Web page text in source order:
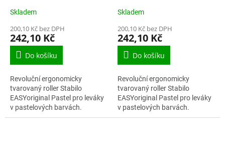
Skladem
200,10 Kč bez DPH
242,10 Kč
Do košíku
Revoluční ergonomicky
tvarovaný roller Stabilo
EASYoriginal Pastel pro leváky
v pastelových barvách.
Úchopová zóna z
Skladem
200,10 Kč bez DPH
242,10 Kč
Do košíku
Revoluční ergonomicky
tvarovaný roller Stabilo
EASYoriginal Pastel pro leváky
v pastelových barvách.
Úchopová zóna z